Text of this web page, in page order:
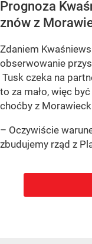
Prognoza
znów z
Zdaniem
obserwowanie
Tusk czeka na
to za mało, więc
choćby z
– Oczywiście
zbudujemy rząd z